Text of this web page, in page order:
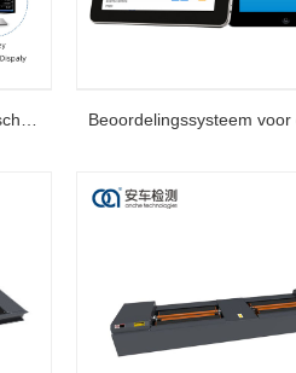
Veiligheidsinspectie van elektrische voertuigen